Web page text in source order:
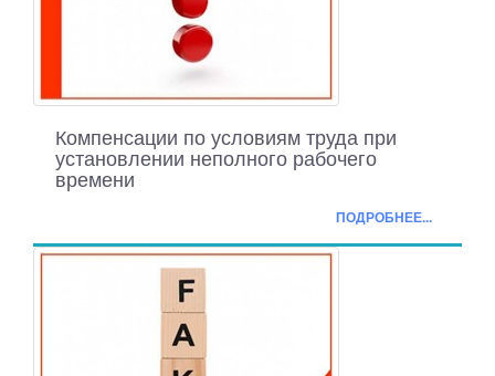
Компенсации по условиям труда при
установлении неполного рабочего
времени
ПОДРОБНЕЕ...